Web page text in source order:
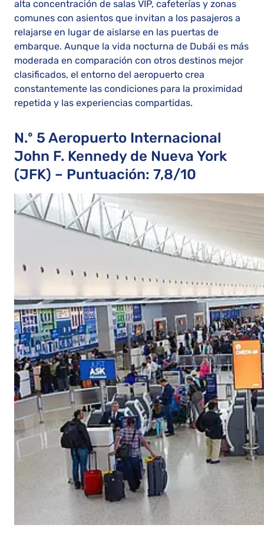
alta concentración de salas VIP, cafeterías y zonas
comunes con asientos que invitan a los pasajeros a
relajarse en lugar de aislarse en las puertas de
embarque. Aunque la vida nocturna de Dubái es más
moderada en comparación con otros destinos mejor
clasificados, el entorno del aeropuerto crea
constantemente las condiciones para la proximidad
repetida y las experiencias compartidas.
N.º 5 Aeropuerto Internacional
John F. Kennedy de Nueva York
(JFK) – Puntuación: 7,8/10